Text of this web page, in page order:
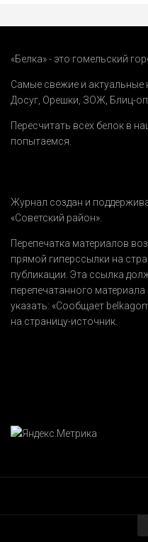
«Белка» - это гомельский
Самые свежие и актуальные
Досуг, Орешки, ЗОЖ, Блиц-
Пересчитать всех белок в
попытаемся.
Журнал создан и
«Советский район».
Перепечатка материалов
прямой гиперссылки на
публикации. Эта ссылка
перепечатанного
указать: «Сообщает
на страницу-источник.